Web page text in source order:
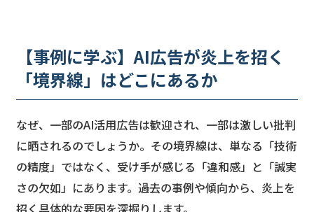
【事例に学ぶ】AI広告が炎上を招く
「境界線」はどこにあるか
なぜ、一部のAI活用広告は歓迎され、一部は激しい批判
に晒されるのでしょうか。その境界線は、単なる「技術
の精度」ではなく、受け手が感じる「違和感」と「誠実
さの欠如」にあります。過去の事例や傾向から、炎上を
招く具体的な要因を深掘りします。